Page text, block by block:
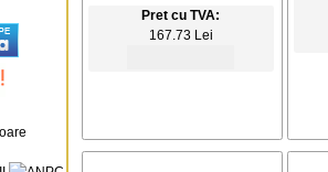
Pret cu TVA:
167.73 Lei